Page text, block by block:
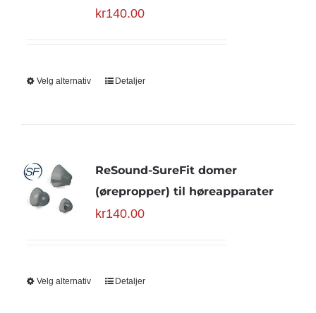
kr140.00
Velg alternativ Detaljer
ReSound-SureFit domer
(ørepropper) til høreapparater
kr140.00
Velg alternativ Detaljer